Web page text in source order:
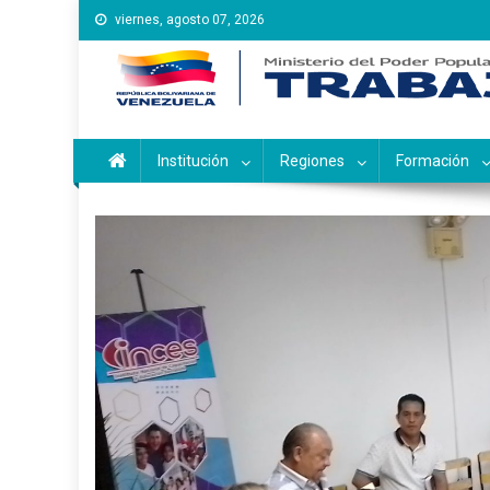
Saltar
al
contenido
viernes, agosto 07, 2026
Instituto Nacional de
Inces
Institución Regiones Formación